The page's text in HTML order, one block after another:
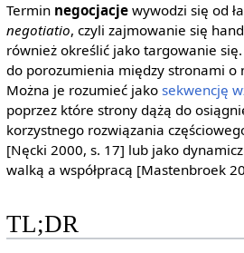
Termin negocjacjewywodzi się od
negotiatio, czyli zajmowanie się
również określić jako targowanie
do porozumienia między stronami o
Można je rozumieć jako sekwencję
poprzez które strony dążą do
korzystnego rozwiązania
[Nęcki 2000, s. 17] lub jako
walką a współpracą [Mastenbroek
TL;DR